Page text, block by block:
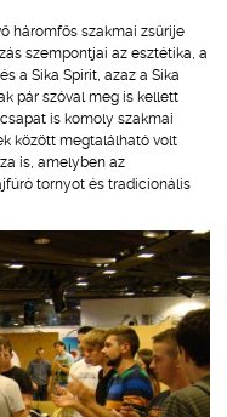
háromfős szakmai zsűrije
szempontjai az esztétika, a
a Sika Spirit, azaz a Sika
pár szóval meg is kellett
is komoly szakmai
között megtalálható volt
is, amelyben az
tornyot és tradicionális